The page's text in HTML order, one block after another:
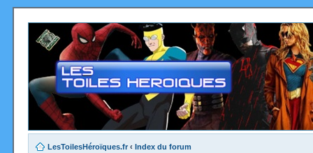
LesToilesHéroïques.fr ‹ Index du forum